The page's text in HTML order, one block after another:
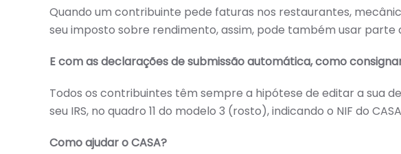
Quando um contribuinte pede faturas nos restaurantes,
seu imposto sobre rendimento, assim, pode também usar parte
E com as declarações de submissão automática, como consignar
Todos os contribuintes têm sempre a hipótese de editar a sua
seu IRS, no quadro 11 do modelo 3 (rosto), indicando o NIF do
Como ajudar o CASA?